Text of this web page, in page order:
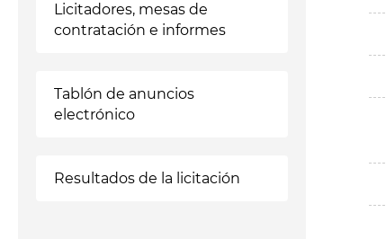
Licitadores, mesas de
contratación e informes
Tablón de anuncios
electrónico
Resultados de la licitación